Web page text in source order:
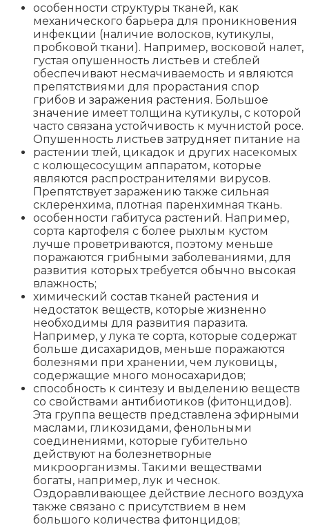
особенности структуры тканей, как
механического барьера для проникновения
инфекции (наличие волосков, кутикулы,
пробковой ткани). Например, восковой налет,
густая опушенность листьев и стеблей
обеспечивают несмачиваемость и являются
препятствиями для прорастания спор
грибов и заражения растения. Большое
значение имеет толщина кутикулы, с которой
часто связана устойчивость к мучнистой росе.
Опушенность листьев затрудняет питание на
растении тлей, цикадок и других насекомых
с колющесосущим аппаратом, которые
являются распространителями вирусов.
Препятствует заражению также сильная
склеренхима, плотная паренхимная ткань.
особенности габитуса растений. Например,
сорта картофеля с более рыхлым кустом
лучше проветриваются, поэтому меньше
поражаются грибными заболеваниями, для
развития которых требуется обычно высокая
влажность;
химический состав тканей растения и
недостаток веществ, которые жизненно
необходимы для развития паразита.
Например, у лука те сорта, которые содержат
больше дисахаридов, меньше поражаются
болезнями при хранении, чем луковицы,
содержащие много моносахаридов;
способность к синтезу и выделению веществ
со свойствами антибиотиков (фитонцидов).
Эта группа веществ представлена эфирными
маслами, гликозидами, фенольными
соединениями, которые губительно
действуют на болезнетворные
микроорганизмы. Такими веществами
богаты, например, лук и чеснок.
Оздоравливающее действие лесного воздуха
также связано с присутствием в нем
большого количества фитонцидов;